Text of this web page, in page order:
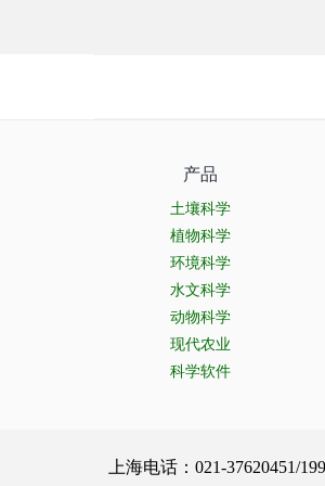
产品
土壤科学
植物科学
环境科学
水文科学
动物科学
现代农业
科学软件
上海电话：021-